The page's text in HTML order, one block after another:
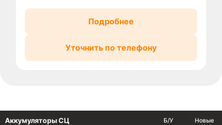
Подробнее
Уточнить по телефону
Аккумуляторы СЦ Б/У Новые